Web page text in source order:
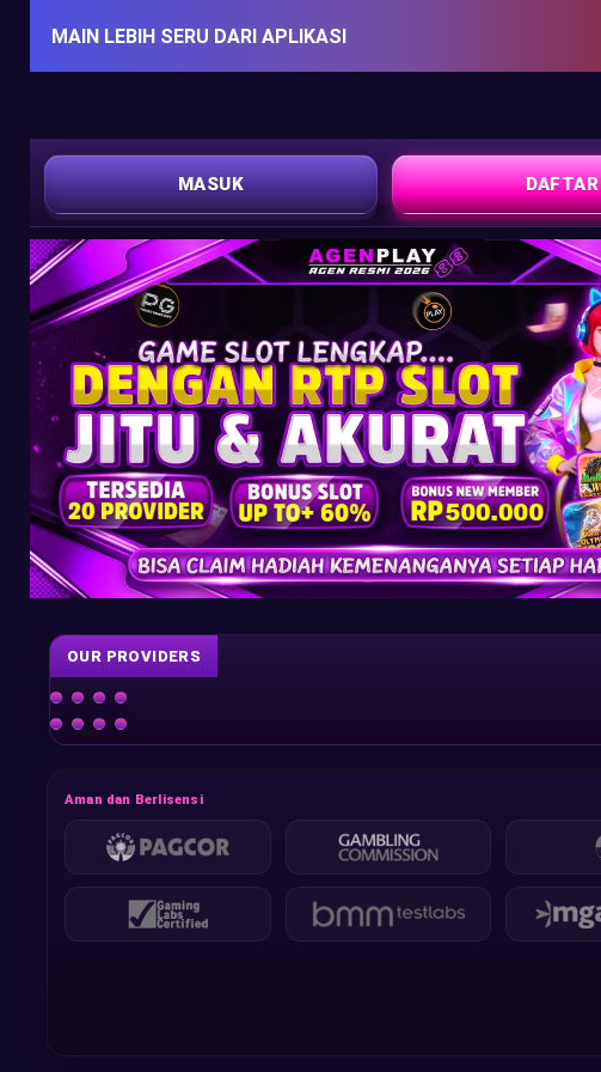
MAIN LEBIH SERU DARI APLIKASI
MASUK DAFTAR
OUR PROVIDERS
Aman dan Berlisensi